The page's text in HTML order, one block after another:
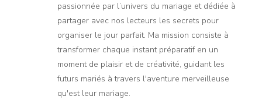
passionnée par l’univers du mariage et dédiée à
partager avec nos lecteurs les secrets pour
organiser le jour parfait. Ma mission consiste à
transformer chaque instant préparatif en un
moment de plaisir et de créativité, guidant les
futurs mariés à travers l'aventure merveilleuse
qu'est leur mariage.